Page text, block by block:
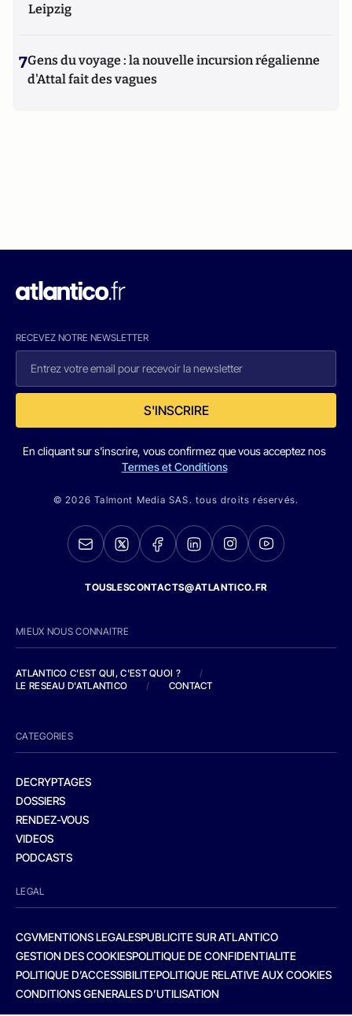
Leipzig
7Gens du voyage : la nouvelle incursion régalienne
d'Attal fait des vagues
RECEVEZ NOTRE NEWSLETTER
S'INSCRIRE
En cliquant sur s'inscrire, vous confirmez que vous acceptez nos
Termes et Conditions
© 2026 Talmont Media SAS. tous droits réservés.
TOUSLESCONTACTS@ATLANTICO.FR
MIEUX NOUS CONNAITRE
ATLANTICO C'EST QUI, C'EST QUOI ?
/
LE RESEAU D'ATLANTICO
/ CONTACT
CATEGORIES
DECRYPTAGES
DOSSIERS
RENDEZ-VOUS
VIDEOS
PODCASTS
LEGAL
CGVMENTIONS LEGALESPUBLICITE SUR ATLANTICO
GESTION DES COOKIESPOLITIQUE DE CONFIDENTIALITE
POLITIQUE D’ACCESSIBILITEPOLITIQUE RELATIVE AUX COOKIES
CONDITIONS GENERALES D’UTILISATION